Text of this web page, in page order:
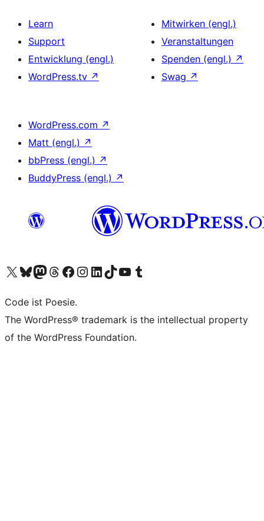
Learn
Support
Entwicklung (engl.)
WordPress.tv ↗
Mitwirken (engl.)
Veranstaltungen
Spenden (engl.) ↗
Swag ↗
WordPress.com ↗
Matt (engl.) ↗
bbPress (engl.) ↗
BuddyPress (engl.) ↗
Das X-Konto (früher Twitter) von WordPress.org besuchen
Das Bluesky-Konto von WordPress.org besuchen
Das Mastodon-Konto von WordPress.org besuchen
Das Threads-Konto von WordPress.org besuchen
Die Facebook-Seite von WordPress.org besuchen
Das Instagram-Konto von WordPress.org besuchen
Das LinkedIn-Konto von WordPress.org besuchen
Das TikTok-Konto von WordPress.org besuchen
Den YouTube-Kanal von WordPress.org besuchen
Das Tumblr-Konto von WordPress.org besuchen
Code ist Poesie.
The WordPress® trademark is the intellectual property
of the WordPress Foundation.